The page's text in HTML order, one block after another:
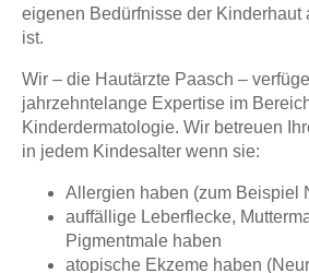
eigenen Bedürfnisse der Kinderhaut
ist.
Wir – die Hautärzte Paasch –
jahrzehntelange Expertise im
Kinderdermatologie. Wir betreuen
in jedem Kindesalter wenn sie:
Allergien haben (zum Beispiel
auffällige Leberflecke,
Pigmentmale haben
atopische Ekzeme haben